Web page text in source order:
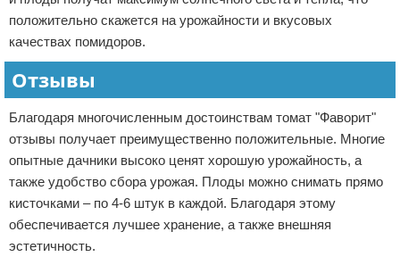
положительно скажется на урожайности и вкусовых
качествах помидоров.
Отзывы
Благодаря многочисленным достоинствам томат "Фаворит"
отзывы получает преимущественно положительные. Многие
опытные дачники высоко ценят хорошую урожайность, а
также удобство сбора урожая. Плоды можно снимать прямо
кисточками – по 4-6 штук в каждой. Благодаря этому
обеспечивается лучшее хранение, а также внешняя
эстетичность.